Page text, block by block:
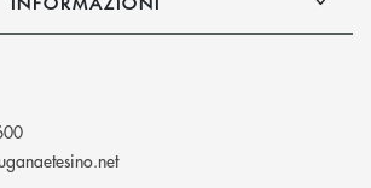
(si apre l’app di posta